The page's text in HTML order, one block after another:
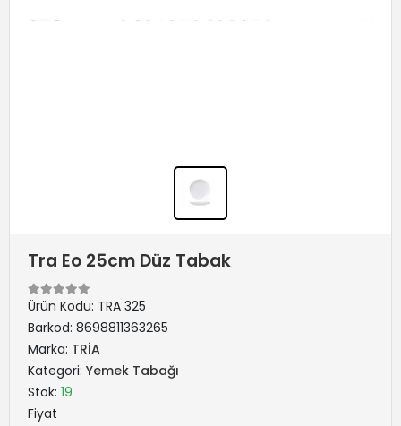
Tra Eo 25cm Düz Tabak
Ürün Kodu: TRA 325
Barkod: 8698811363265
Marka: TRİA
Kategori: Yemek Tabağı
Stok: 19
Fiyat